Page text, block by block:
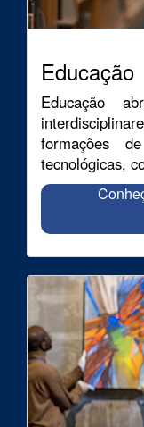
Educação
Educação
formações
tecnológicas,